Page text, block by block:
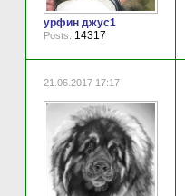
урфин джус1
Posts: 14317
21.06.2017 17:17